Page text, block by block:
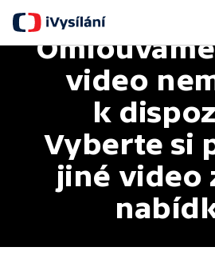
video
k
Vyberte si
jiné video